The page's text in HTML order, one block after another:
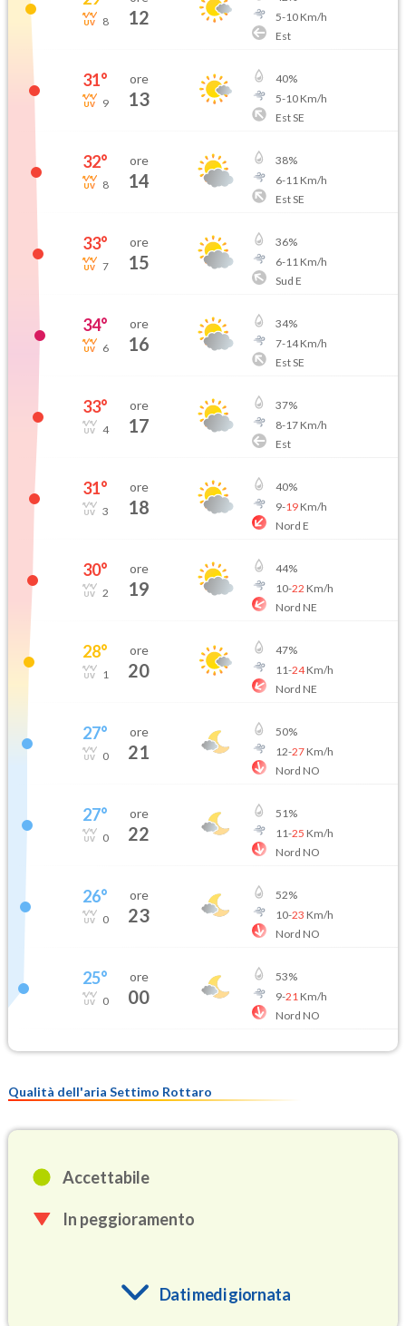
8 12
5-10Km/h
Est
31°
9
ore
13
40%
5-10Km/h
Est SE
32°
8
ore
14
38%
6-11 Km/h
Est SE
33°
7
ore
15
36%
6-11 Km/h
Sud E
34°
6
ore
16
34%
7-14Km/h
Est SE
33°
4
ore
17
37%
8-17Km/h
Est
31°
3
ore
18
40%
9-19Km/h
Nord E
30°
2
ore
19
44%
10-22 Km/h
Nord NE
28°
1
ore
20
47%
11-24Km/h
Nord NE
27°
0
ore
21
50%
12-27Km/h
Nord NO
27°
0
ore
22
51%
11-25 Km/h
Nord NO
26°
0
ore
23
52%
10-23 Km/h
Nord NO
25°
0
ore
00
53%
9-21 Km/h
Nord NO
Qualità dell'aria Settimo Rottaro
Accettabile
In peggioramento
Dati medi giornata